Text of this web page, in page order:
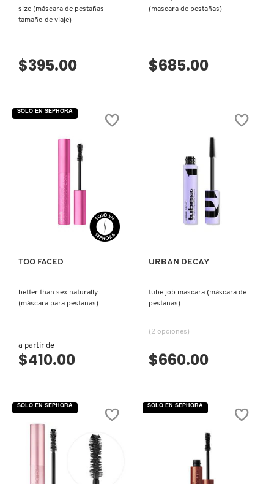
CALVIN KLEIN
CAROLINA HERRERA
CHARLOTTE TILBURY
CLARINS
CLINIQUE
COMMODITY
DERMALOGICA
DIOR BACKSTAGE
DOLCE&GABBANA
size (máscara de pestañas
tamaño de viaje)
$395.00
(mascara de pestañas)
$685.00
VISTA RÁPIDA
TOO FACED
better than sex naturally
(máscara para pestañas)
a partir de
$410.00
SOLO EN SEPHORA
VISTA RÁPIDA
URBAN DECAY
tube job mascara (máscara de
pestañas)
(2 opciones)
$660.00
SOLO EN SEPHORA SOLO EN SEPHORA